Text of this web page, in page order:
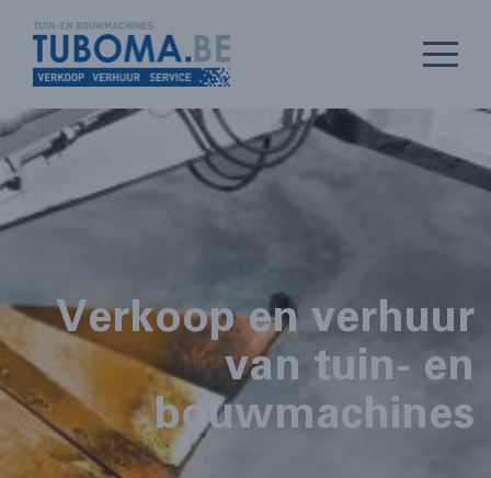
Verkoop en verhuur
van tuin- en
bouwmachines